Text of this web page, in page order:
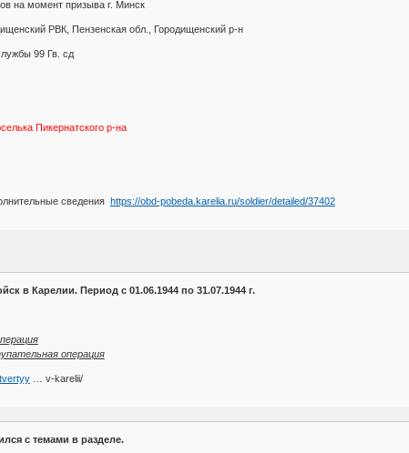
на момент призыва г. Минск
РВК, Пензенская обл., Городищенский р-н
99 Гв. сд
Пикернатского р-на
сведения https://obd-pobeda.karelia.ru/soldier/detailed/37402
в Карелии. Период с 01.06.1944 по 31.07.1944 г.
операция
… v-karelii/
с темами в разделе.